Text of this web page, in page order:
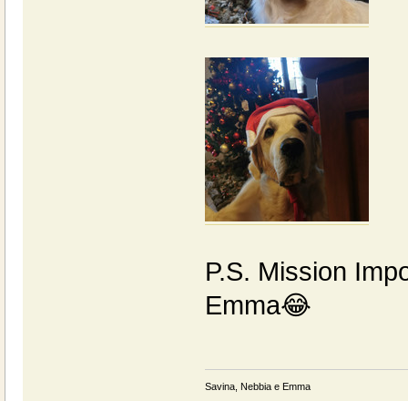
P.S. Mission
Emma😂
Savina, Nebbia e Emma